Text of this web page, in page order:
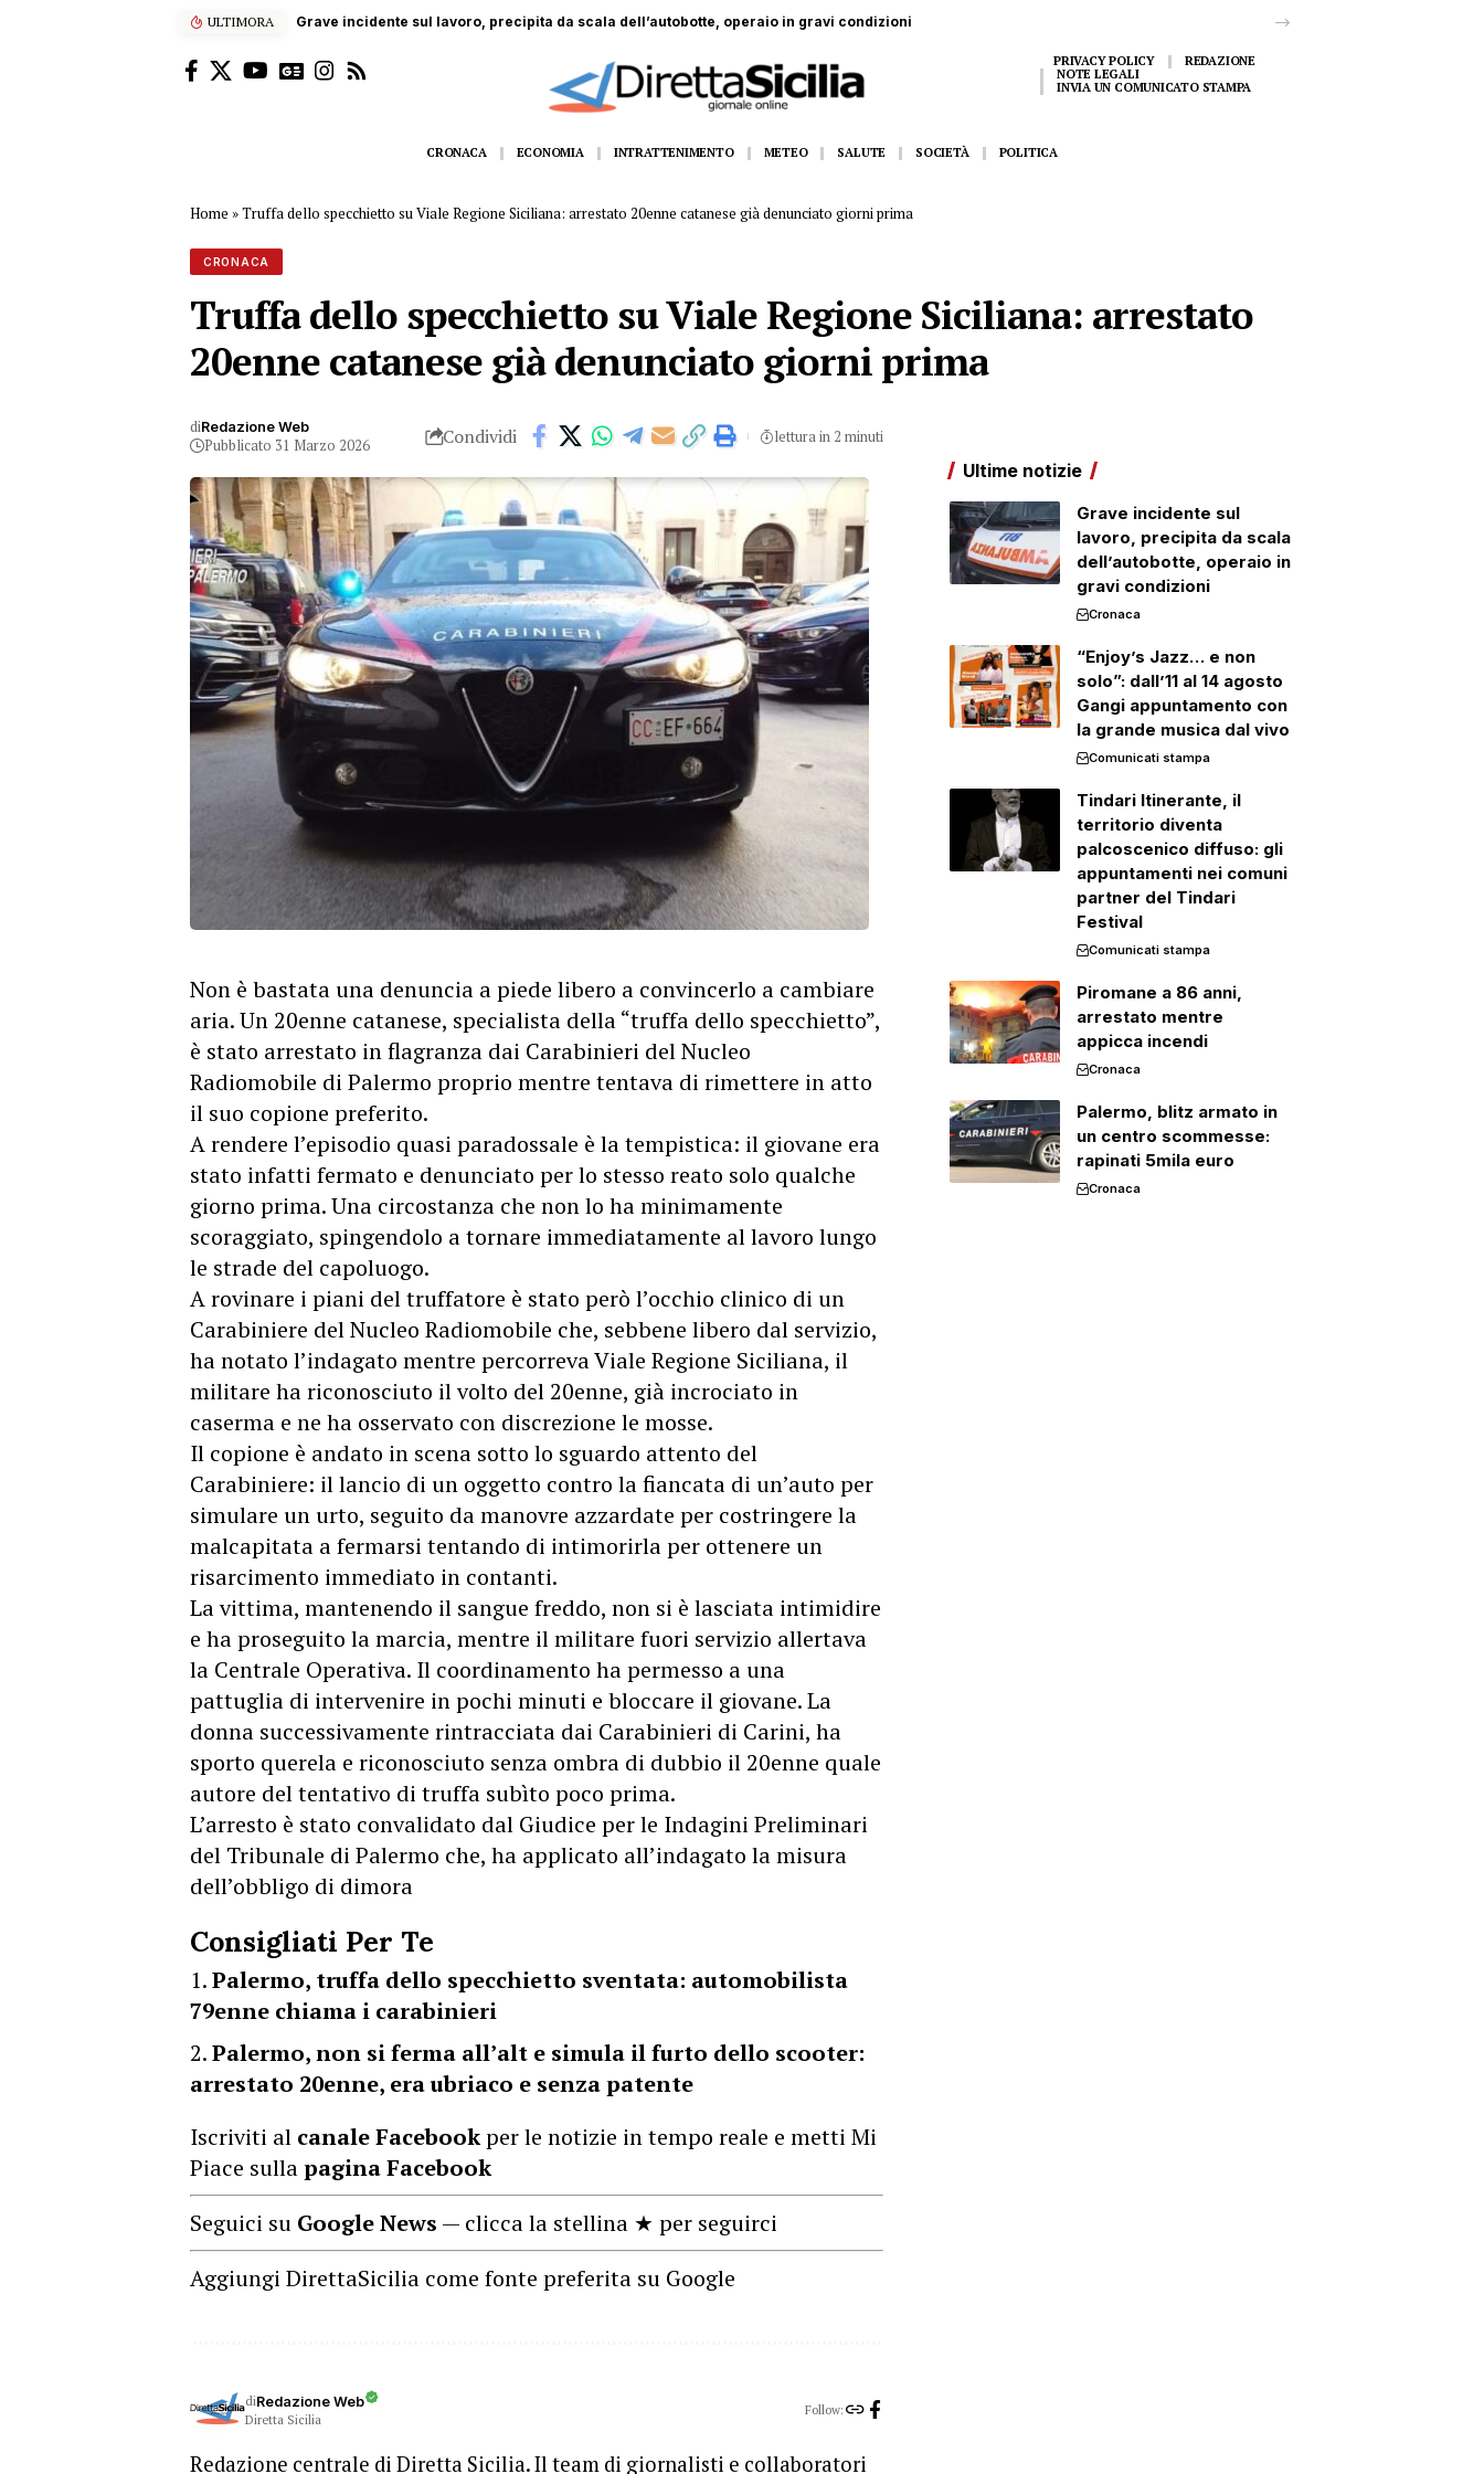
ULTIMORA “Enjoy’s Jazz… e non solo”: dall’11 al 14 agosto Gangi appuntamento con la grande musica dal vivo
PRIVACY POLICY
REDAZIONE
NOTE LEGALI
INVIA UN COMUNICATO STAMPA
CRONACA ECONOMIA INTRATTENIMENTO METEO SALUTE SOCIETÀ POLITICA
Home »Truffa dello specchietto su Viale Regione Siciliana: arrestato 20enne catanese già denunciato giorni prima
CRONACA
Truffa dello specchietto su Viale Regione Siciliana: arrestato
20enne catanese già denunciato giorni prima
diRedazione Web
Pubblicato 31 Marzo 2026 Condividi lettura in 2 minuti
​Non è bastata una denuncia a piede libero a convincerlo a cambiare
aria. Un 20enne catanese, specialista della “truffa dello specchietto”,
è stato arrestato in flagranza dai Carabinieri del Nucleo
Radiomobile di Palermo proprio mentre tentava di rimettere in atto
il suo copione preferito.
​A rendere l’episodio quasi paradossale è la tempistica: il giovane era
stato infatti fermato e denunciato per lo stesso reato solo qualche
giorno prima. Una circostanza che non lo ha minimamente
scoraggiato, spingendolo a tornare immediatamente al lavoro lungo
le strade del capoluogo.
​A rovinare i piani del truffatore è stato però l’occhio clinico di un
Carabiniere del Nucleo Radiomobile che, sebbene libero dal servizio,
ha notato l’indagato mentre percorreva Viale Regione Siciliana, il
militare ha riconosciuto il volto del 20enne, già incrociato in
caserma e ne ha osservato con discrezione le mosse.
​Il copione è andato in scena sotto lo sguardo attento del
Carabiniere: il lancio di un oggetto contro la fiancata di un’auto per
simulare un urto, seguito da manovre azzardate per costringere la
malcapitata a fermarsi tentando di intimorirla per ottenere un
risarcimento immediato in contanti.
​La vittima, mantenendo il sangue freddo, non si è lasciata intimidire
e ha proseguito la marcia, mentre il militare fuori servizio allertava
la Centrale Operativa. Il coordinamento ha permesso a una
pattuglia di intervenire in pochi minuti e bloccare il giovane. La
donna successivamente rintracciata dai Carabinieri di Carini, ha
sporto querela e riconosciuto senza ombra di dubbio il 20enne quale
autore del tentativo di truffa subìto poco prima.
​L’arresto è stato convalidato dal Giudice per le Indagini Preliminari
del Tribunale di Palermo che, ha applicato all’indagato la misura
dell’obbligo di dimora
Consigliati Per Te
Palermo, truffa dello specchietto sventata: automobilista
79enne chiama i carabinieri
Palermo, non si ferma all’alt e simula il furto dello scooter:
arrestato 20enne, era ubriaco e senza patente
Iscriviti al canale Facebookper le notizie in tempo reale e metti Mi
Piace sullapagina Facebook
Seguici su Google News — clicca la stellina ★ per seguirci
Aggiungi DirettaSicilia come fonte preferita su Google
diRedazione Web
Diretta Sicilia
Follow:
Redazione centrale di Diretta Sicilia. Il team di giornalisti e collaboratori
Ultime notizie
Grave incidente sul
lavoro, precipita da scala
dell’autobotte, operaio in
gravi condizioni
Cronaca
“Enjoy’s Jazz… e non
solo”: dall’11 al 14 agosto
Gangi appuntamento con
la grande musica dal vivo
Comunicati stampa
Tindari Itinerante, il
territorio diventa
palcoscenico diffuso: gli
appuntamenti nei comuni
partner del Tindari
Festival
Comunicati stampa
Piromane a 86 anni,
arrestato mentre
appicca incendi
Cronaca
Palermo, blitz armato in
un centro scommesse:
rapinati 5mila euro
Cronaca